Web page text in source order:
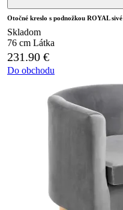
Otočné kreslo s podnožkou ROYAL sivé
Skladom
76 cm Látka
231.90 €
Do obchodu